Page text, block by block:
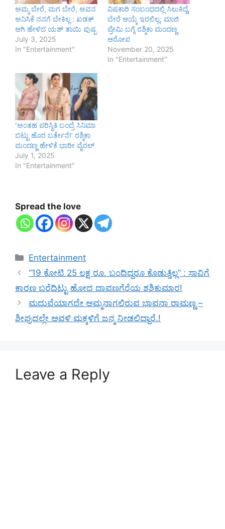
ಅಮ್ಮ ಬೇರೆ, ಮಗ ಬೇರೆ, ಅವನ
ಅನಿಸಿಕೆ ನನಗೆ ಬೇಕಿಲ್ಲ : ಖಡಕ್
ಆಗಿ ಹೇಳಿದ ಯಶ್ ತಾಯಿ ಪುಷ್ಪ
July 3, 2025
In "Entertainment"
ವಿಷಕಾರಿ ಸಂಬಂಧದಲ್ಲಿ ಸಿಲುಕಿದ್ದೆ,
ಬೇರೆ ಆಯ್ಕೆ ಇರಲಿಲ್ಲ; ಮಾಜಿ
ಪ್ರೇಮಿ ಬಗ್ಗೆ ರಶ್ಮಿಕಾ ಮಂದಣ್ಣ
ಆರೋಪ
November 20, 2025
In "Entertainment"
ʻಅಂತಹ ಪರಿಸ್ಥಿತಿ ಬಂದ್ರೆ ಸಿನಿಮಾ
ಬಿಟ್ಟು ಹೊರ ಬರ್ತೇನೆ!ʼ ರಶ್ಮಿಕಾ
ಮಂದಣ್ಣ ಹೇಳಿಕೆ ಭಾರೀ ವೈರಲ್‌
July 1, 2025
In "Entertainment"
Spread the love
Categories
Entertainment
“19 ಕೋಟಿ 25 ಲಕ್ಷ ರೂ. ಬಂದಿದ್ದರೂ ಕೊಡುತ್ತಿಲ್ಲ” : ಸಾವಿಗೆ
ಕಾರಣ ಬರೆದಿಟ್ಟು ಹೋದ ದಾವಣಗೆರೆಯ ಶಶಿಕುಮಾರ!
ಮದುವೆಯಾಗದೇ ಅಮ್ಮನಾಗಲಿರುವ ಭಾವನಾ ರಾಮಣ್ಣ –
ಶೀಘ್ರದಲ್ಲೇ ಅವಳಿ ಮಕ್ಕಳಿಗೆ ಜನ್ಮ ನೀಡಲಿದ್ದಾರೆ.!
Leave a Reply